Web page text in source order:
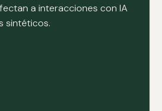
a interacciones con IA
sintéticos.